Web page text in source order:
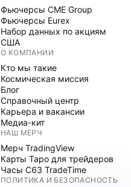
Фьючерсы CME Group
Фьючерсы Eurex
Набор данных по акциям
США
О КОМПАНИИ
Кто мы такие
Космическая миссия
Блог
Справочный центр
Карьера и вакансии
Медиа-кит
НАШ МЕРЧ
Мерч TradingView
Карты Таро для трейдеров
Часы C63 TradeTime
ПОЛИТИКА И БЕЗОПАСНОСТЬ